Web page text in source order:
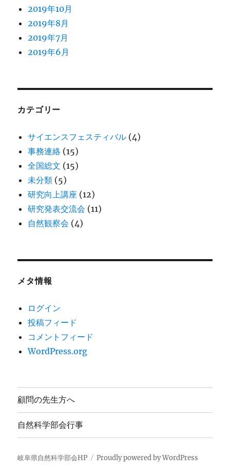
2019年10月
2019年8月
2019年7月
2019年6月
カテゴリー
サイエンスフェスティバル (4)
事務連絡 (15)
全国総文 (15)
未分類 (5)
研究向上講座 (12)
研究発表交流会 (11)
自然観察会 (4)
メタ情報
ログイン
投稿フィード
コメントフィード
WordPress.org
顧問の先生方へ
自然科学部会行事
岐阜県自然科学部会HP Proudly powered by WordPress